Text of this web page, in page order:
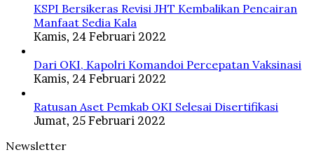
KSPI Bersikeras Revisi JHT Kembalikan Pencairan
Manfaat Sedia Kala
Kamis, 24 Februari 2022
Dari OKI, Kapolri Komandoi Percepatan Vaksinasi
Kamis, 24 Februari 2022
Ratusan Aset Pemkab OKI Selesai Disertifikasi
Jumat, 25 Februari 2022
Newsletter